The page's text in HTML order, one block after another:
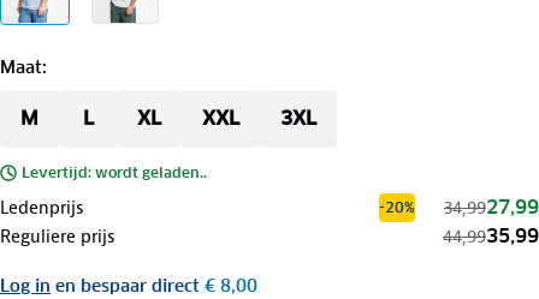
Maat:
M L XL XXL 3XL
Levertijd: wordt geladen..
Ledenprijs -20% 34,9927,99
Reguliere prijs 44,9935,99
Log in en bespaar direct € 8,00